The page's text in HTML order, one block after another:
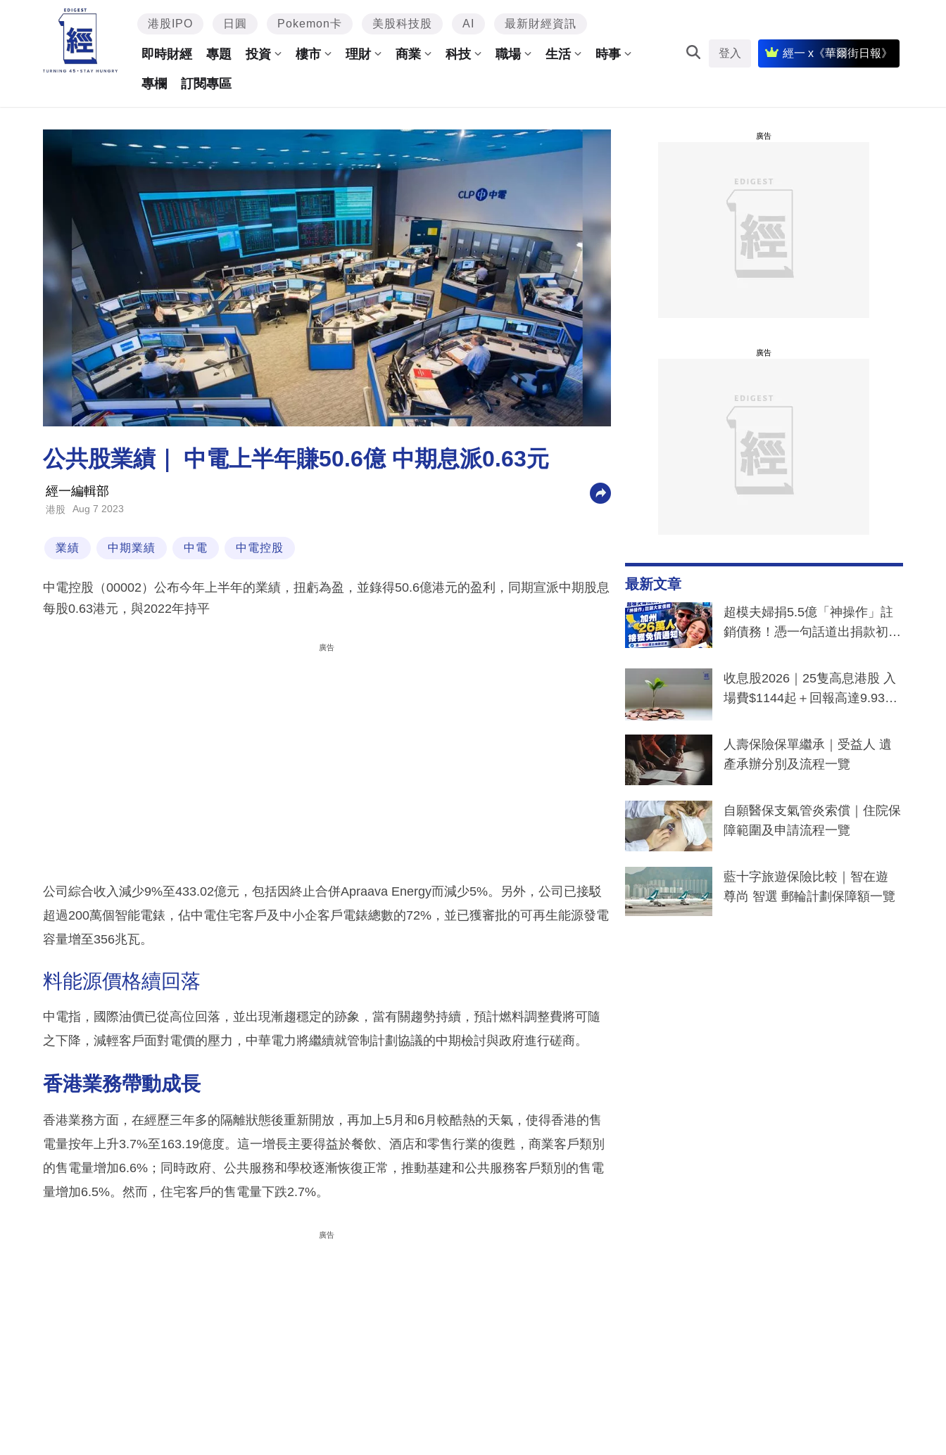
港股IPO 日圓 Pokemon卡 美股科技股 AI 最新財經資訊
即時財經 專題 投資 樓市 理財 商業 科技 職場 生活 時事
專欄 訂閱專區
登入 經一 x《華爾街日報》
公共股業績｜ 中電上半年賺50.6億 中期息派0.63元
經一編輯部
港股 Aug 7 2023
業績 中期業績 中電 中電控股
中電控股（00002）公布今年上半年的業績，扭虧為盈，並錄得50.6億港元的盈利，同期宣派中期股息
每股0.63港元，與2022年持平
廣告
公司綜合收入減少9%至433.02億元，包括因終止合併Apraava Energy而減少5%。另外，公司已接駁
超過200萬個智能電錶，佔中電住宅客戶及中小企客戶電錶總數的72%，並已獲審批的可再生能源發電
容量增至356兆瓦。
料能源價格續回落
中電指，國際油價已從高位回落，並出現漸趨穩定的跡象，當有關趨勢持續，預計燃料調整費將可隨
之下降，減輕客戶面對電價的壓力，中華電力將繼續就管制計劃協議的中期檢討與政府進行磋商。
香港業務帶動成長
香港業務方面，在經歷三年多的隔離狀態後重新開放，再加上5月和6月較酷熱的天氣，使得香港的售
電量按年上升3.7%至163.19億度。這一增長主要得益於餐飲、酒店和零售行業的復甦，商業客戶類別
的售電量增加6.6%；同時政府、公共服務和學校逐漸恢復正常，推動基建和公共服務客戶類別的售電
量增加6.5%。然而，住宅客戶的售電量下跌2.7%。
廣告
廣告
廣告
最新文章
超模夫婦捐5.5億「神操作」註
銷債務！憑一句話道出捐款初
一度被誤當詐騙手段
收息股2026｜25隻高息港股 入
場費$1144起＋回報高達9.93
人壽保險保單繼承｜受益人 遺
產承辦分別及流程一覽
自願醫保支氣管炎索償｜住院保
障範圍及申請流程一覽
藍十字旅遊保險比較｜智在遊
尊尚 智選 郵輪計劃保障額一覽